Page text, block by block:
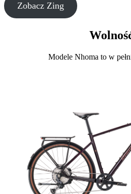
Zobacz Zing
Modele Nhoma to w